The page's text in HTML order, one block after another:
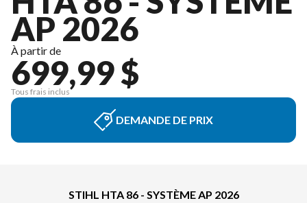
AP 2026
À partir de
699,99 $
Tous frais inclus
DEMANDE DE PRIX
STIHL HTA 86 - SYSTÈME AP 2026